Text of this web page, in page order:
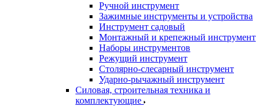
Ручной инструмент
Зажимные инструменты и устройства
Инструмент садовый
Монтажный и крепежный инструмент
Наборы инструментов
Режущий инструмент
Столярно-слесарный инструмент
Ударно-рычажный инструмент
Силовая, строительная техника и
комплектующие